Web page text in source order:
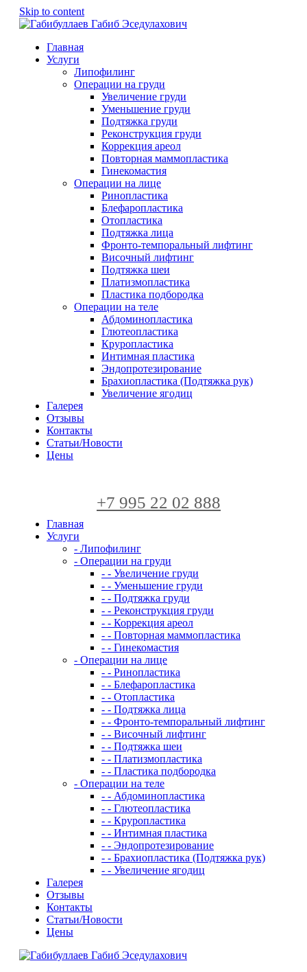
Skip to content
Главная
Услуги
Липофилинг
Операции на груди
Увеличение груди
Уменьшение груди
Подтяжка груди
Реконструкция груди
Коррекция ареол
Повторная маммопластика
Гинекомастия
Операции на лице
Ринопластика
Блефаропластика
Отопластика
Подтяжка лица
Фронто-темпоральный лифтинг
Височный лифтинг
Подтяжка шеи
Платизмопластика
Пластика подбородка
Операции на теле
Абдоминопластика
Глютеопластика
Круропластика
Интимная пластика
Эндопротезирование
Брахиопластика (Подтяжка рук)
Увеличение ягодиц
Галерея
Отзывы
Контакты
Статьи/Новости
Цены
+7 995 22 02 888
Главная
Услуги
- Липофилинг
- Операции на груди
- - Увеличение груди
- - Уменьшение груди
- - Подтяжка груди
- - Реконструкция груди
- - Коррекция ареол
- - Повторная маммопластика
- - Гинекомастия
- Операции на лице
- - Ринопластика
- - Блефаропластика
- - Отопластика
- - Подтяжка лица
- - Фронто-темпоральный лифтинг
- - Височный лифтинг
- - Подтяжка шеи
- - Платизмопластика
- - Пластика подбородка
- Операции на теле
- - Абдоминопластика
- - Глютеопластика
- - Круропластика
- - Интимная пластика
- - Эндопротезирование
- - Брахиопластика (Подтяжка рук)
- - Увеличение ягодиц
Галерея
Отзывы
Контакты
Статьи/Новости
Цены